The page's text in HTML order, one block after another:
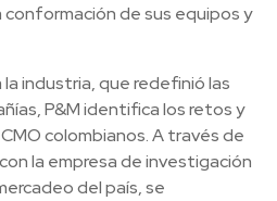
de sus equipos y
industria, que redefinió las
P&M identifica los retos y
colombianos. A través de
la empresa de investigación
del país, se